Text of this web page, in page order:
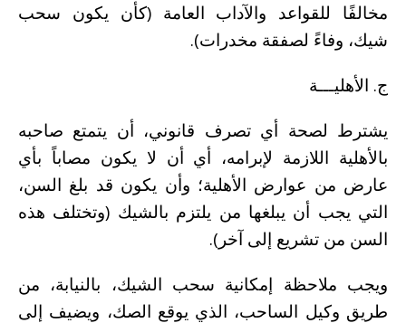
مخالفًا للقواعد والآداب العامة (كأن يكون سحب
شيك، وفاءً لصفقة مخدرات).
ج. الأهليـــة
يشترط لصحة أي تصرف قانوني، أن يتمتع صاحبه
بالأهلية اللازمة لإبرامه، أي أن لا يكون مصاباً بأي
عارض من عوارض الأهلية؛ وأن يكون قد بلغ السن،
التي يجب أن يبلغها من يلتزم بالشيك (وتختلف هذه
السن من تشريع إلى آخر).
ويجب ملاحظة إمكانية سحب الشيك، بالنيابة، من
طريق وكيل الساحب، الذي يوقع الصك، ويضيف إلى